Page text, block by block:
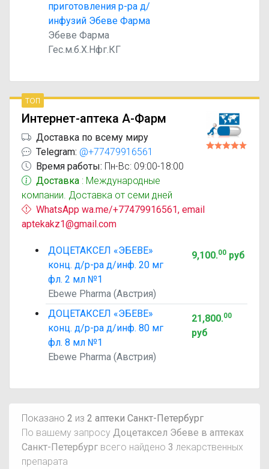
приготовления р-ра д/
инфузий Эбеве Фарма
Эбеве Фарма
Гес.м.б.Х.Нфг.КГ
топ
Интернет-аптека А-Фарм
Доставка по всему миру
Telegram: @+77479916561
Время работы: Пн-Вс: 09:00-18:00
Доставка : Международные
компании. Доставка от семи дней
WhatsApp wa.me/+77479916561, email
aptekakz1@gmail.com
ДОЦЕТАКСЕЛ «ЭБЕВЕ»
конц. д/р-ра д/инф. 20 мг
фл. 2 мл №1
Ebewe Pharma (Австрия)
9,100.00руб
ДОЦЕТАКСЕЛ «ЭБЕВЕ»
конц. д/р-ра д/инф. 80 мг
фл. 8 мл №1
Ebewe Pharma (Австрия)
21,800.00
руб
Показано 2 из 2 аптеки Санкт-Петербург
По вашему запросу Доцетаксел Эбеве в аптеках
Санкт-Петербург всего найдено 3 лекарственных
препарата